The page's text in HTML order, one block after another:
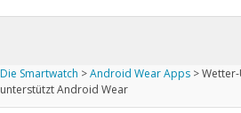
iPhone kaufen
Startseite
Die Smartwatch >Android Wear Apps >
unterstützt Android Wear